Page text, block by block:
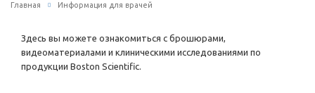
Главная Информация для врачей
Здесь вы можете ознакомиться с брошюрами,
видеоматериалами и клиническими исследованиями по
продукции Boston Scientific.